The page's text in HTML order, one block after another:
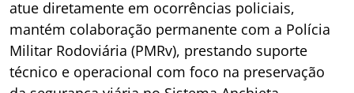
atue diretamente em ocorrências policiais,
mantém colaboração permanente com a Polícia
Militar Rodoviária (PMRv), prestando suporte
técnico e operacional com foco na preservação